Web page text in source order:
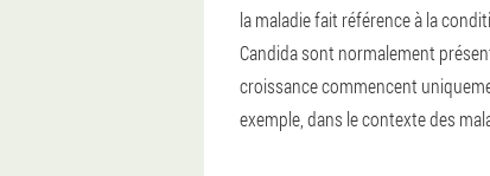
la maladie fait référence à la
Candida sont normalement
croissance commencent
exemple, dans le contexte des